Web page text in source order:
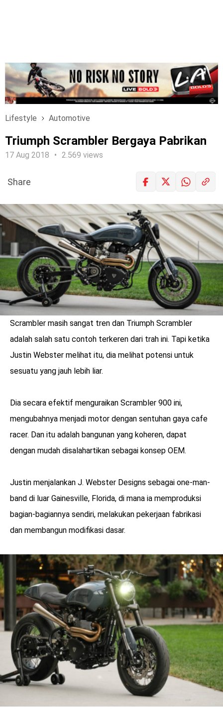
Lifestyle Automotive
Triumph Scrambler Bergaya Pabrikan
17 Aug 2018 2.569 views
menarik
LOGIN
Share
Scrambler masih sangat tren dan Triumph Scrambler
adalah salah satu contoh terkeren dari trah ini. Tapi ketika
Justin Webster melihat itu, dia melihat potensi untuk
sesuatu yang jauh lebih liar.
Dia secara efektif menguraikan Scrambler 900 ini,
mengubahnya menjadi motor dengan sentuhan gaya cafe
racer. Dan itu adalah bangunan yang koheren, dapat
dengan mudah disalahartikan sebagai konsep OEM.
Justin menjalankan J. Webster Designs sebagai one-man-
band di luar Gainesville, Florida, di mana ia memproduksi
bagian-bagiannya sendiri, melakukan pekerjaan fabrikasi
dan membangun modifikasi dasar.